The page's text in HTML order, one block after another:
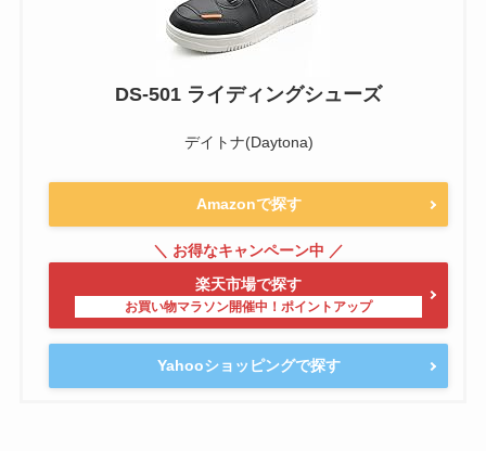
DS-501 ライディングシューズ
デイトナ(Daytona)
Amazonで探す
楽天市場で探す
Yahooショッピングで探す